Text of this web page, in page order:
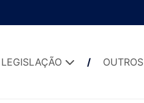
LEGISLAÇÃO OUTROS